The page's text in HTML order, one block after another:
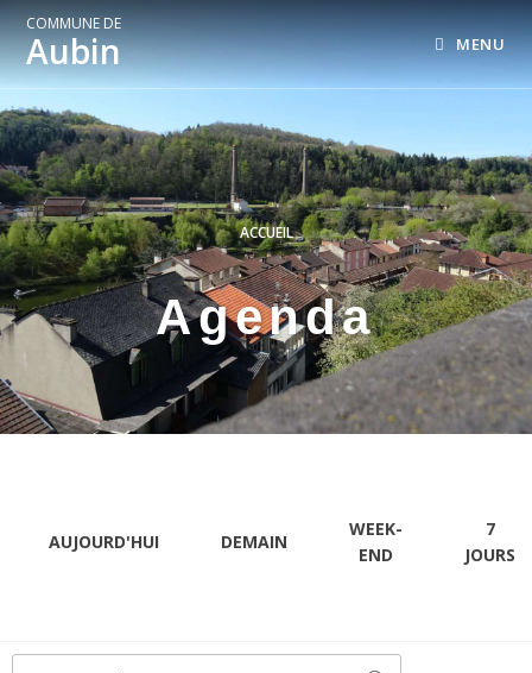
COMMUNE DE
Aubin MENU
ACCUEIL
Agenda
AUJOURD'HUI DEMAIN
WEEK-
END
7
JOURS